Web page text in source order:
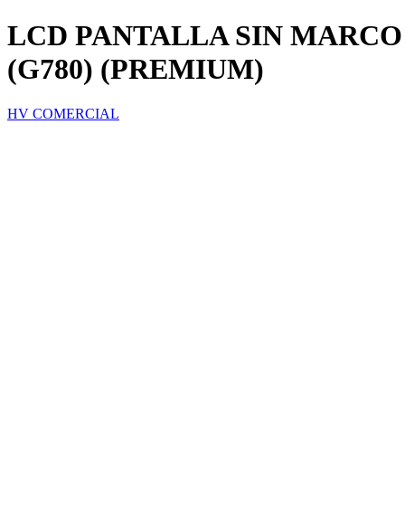
LCD PANTALLA SIN
(G780) (PREMIUM)
HV COMERCIAL